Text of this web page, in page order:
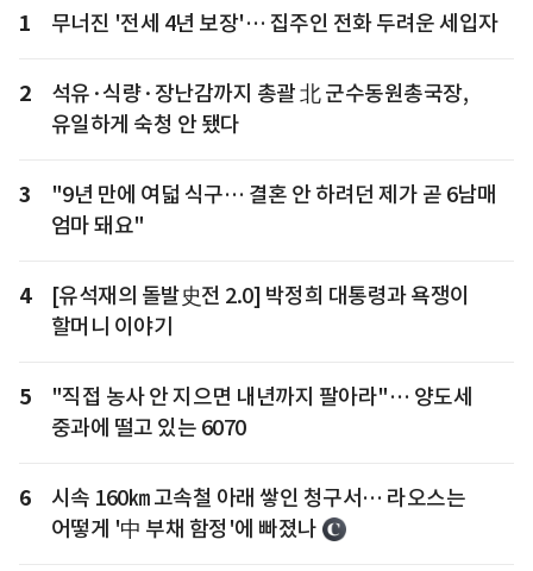
1 무너진 '전세 4년 보장'… 집주인 전화 두려운 세입자
2
석유·식량·장난감까지 총괄 北 군수동원총국장,
유일하게 숙청 안 됐다
3
"9년 만에 여덟 식구… 결혼 안 하려던 제가 곧 6남매
엄마 돼요"
4
[유석재의 돌발史전 2.0] 박정희 대통령과 욕쟁이
할머니 이야기
5
"직접 농사 안 지으면 내년까지 팔아라"… 양도세
중과에 떨고 있는 6070
6
시속 160㎞ 고속철 아래 쌓인 청구서… 라오스는
어떻게 '中 부채 함정'에 빠졌나